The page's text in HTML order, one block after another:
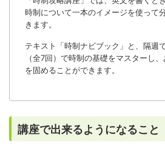
時制について一本のイメージを使って
きます。
テキスト「時制ナビブック」と、隔週
（全7回）で時制の基礎をマスターし
を固めることができます。
講座で出来るようになること